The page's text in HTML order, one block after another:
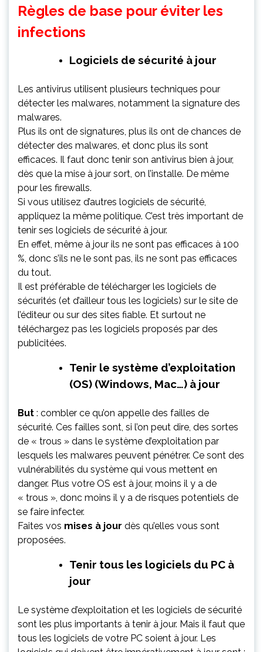
Règles de base pour éviter les
infections
Logiciels de sécurité à jour
Les antivirus utilisent plusieurs techniques pour
détecter les malwares, notamment la signature des
malwares.
Plus ils ont de signatures, plus ils ont de chances de
détecter des malwares, et donc plus ils sont
efficaces. Il faut donc tenir son antivirus bien à jour,
dès que la mise à jour sort, on l’installe. De même
pour les firewalls.
Si vous utilisez d’autres logiciels de sécurité,
appliquez la même politique. C’est très important de
tenir ses logiciels de sécurité à jour.
En effet, même à jour ils ne sont pas efficaces à 100
%, donc s’ils ne le sont pas, ils ne sont pas efficaces
du tout.
Il est préférable de télécharger les logiciels de
sécurités (et d’ailleur tous les logiciels) sur le site de
l’éditeur ou sur des sites fiable. Et surtout ne
téléchargez pas les logiciels proposés par des
publicitées.
Tenir le système d’exploitation
(OS) (Windows, Mac…) à jour
But : combler ce qu’on appelle des failles de
sécurité. Ces failles sont, si l’on peut dire, des sortes
de « trous » dans le système d’exploitation par
lesquels les malwares peuvent pénétrer. Ce sont des
vulnérabilités du système qui vous mettent en
danger. Plus votre OS est à jour, moins il y a de
« trous », donc moins il y a de risques potentiels de
se faire infecter.
Faites vos mises à jour dès qu’elles vous sont
proposées.
Tenir tous les logiciels du PC à
jour
Le système d’exploitation et les logiciels de sécurité
sont les plus importants à tenir à jour. Mais il faut que
tous les logiciels de votre PC soient à jour. Les